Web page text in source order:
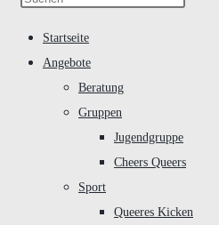
Startseite
Angebote
Beratung
Gruppen
Jugendgruppe
Cheers Queers
Sport
Queeres Kicken